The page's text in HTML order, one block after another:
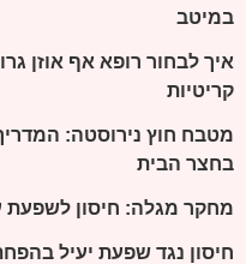
במיטב
איך לבחור רופא אף אוזן
קריטיות
מטבח חוץ נירוסטה:
בחצר הבית
מחקר מגלה: חיסון לשפעת
חיסון נגד שפעת יעיל